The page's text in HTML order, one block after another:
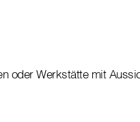
oder Werkstätte mit